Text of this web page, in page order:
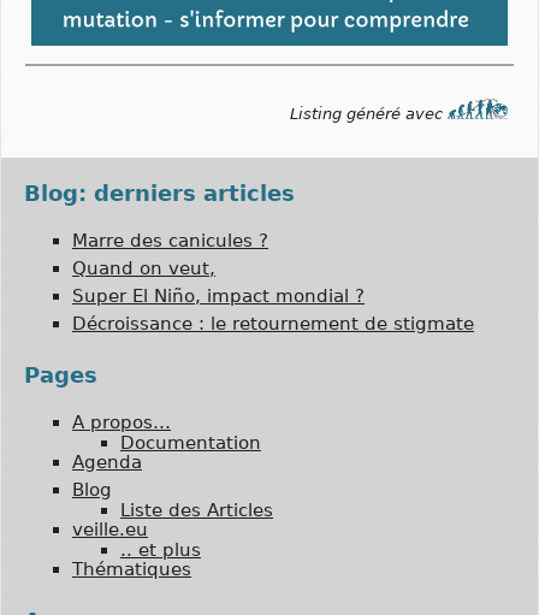
Listing généré avec
Blog: derniers articles
Marre des canicules ?
Quand on veut,
Super El Niño, impact mondial ?
Décroissance : le retournement de stigmate
Pages
A propos…
Documentation
Agenda
Blog
Liste des Articles
veille.eu
.. et plus
Thématiques